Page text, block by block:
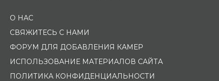
О НАС
СВЯЖИТЕСЬ С НАМИ
ФОРУМ ДЛЯ ДОБАВЛЕНИЯ КАМЕР
ИСПОЛЬЗОВАНИЕ МАТЕРИАЛОВ САЙТА
ПОЛИТИКА КОНФИДЕНЦИАЛЬНОСТИ